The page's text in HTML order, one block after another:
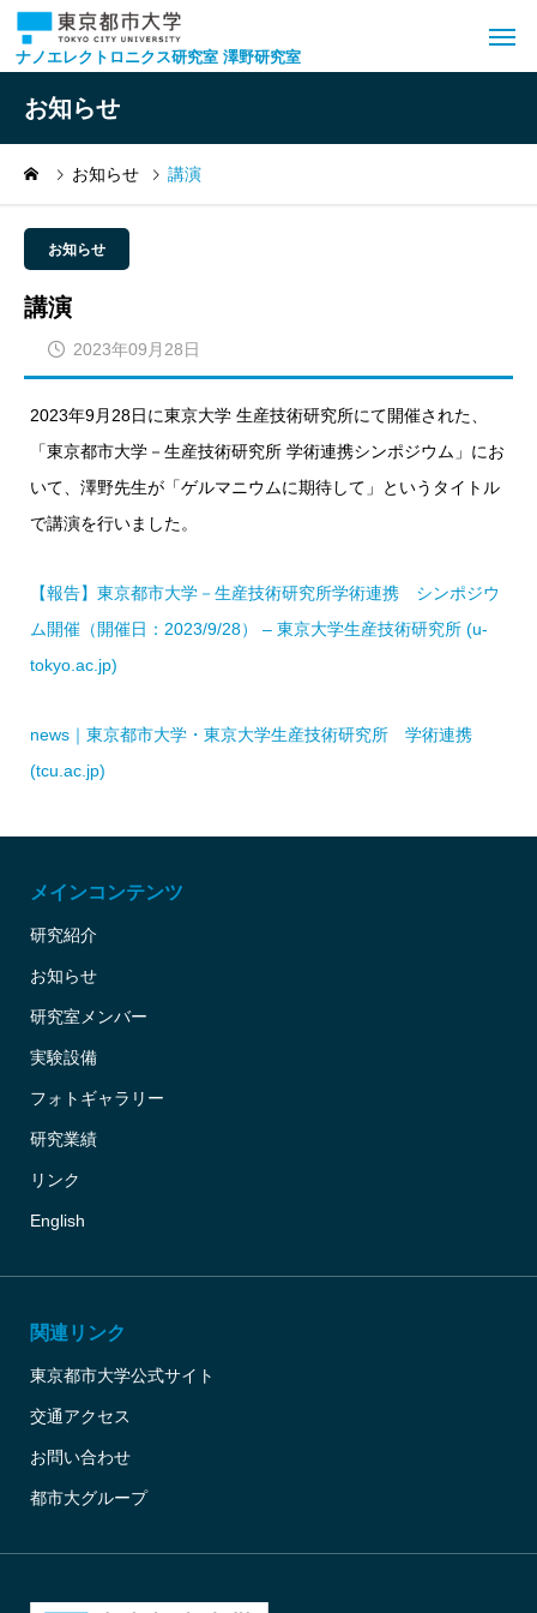
ナノエレクトロニクス研究室 澤野研究室
お知らせ
お知らせ 講演
お知らせ
講演
2023年09月28日
2023年9月28日に東京大学 生産技術研究所にて開催された、
「東京都市大学－生産技術研究所 学術連携シンポジウム」にお
いて、澤野先生が「ゲルマニウムに期待して」というタイトル
で講演を行いました。
【報告】東京都市大学－生産技術研究所学術連携 シンポジウ
ム開催（開催日：2023/9/28） – 東京大学生産技術研究所 (u-
tokyo.ac.jp)
news｜東京都市大学・東京大学生産技術研究所 学術連携
(tcu.ac.jp)
メインコンテンツ
研究紹介
お知らせ
研究室メンバー
実験設備
フォトギャラリー
研究業績
リンク
English
関連リンク
東京都市大学公式サイト
交通アクセス
お問い合わせ
都市大グループ